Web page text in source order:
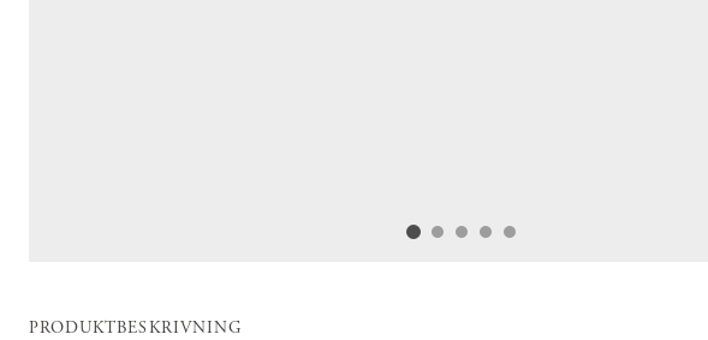
PRODUKTBESKRIVNING